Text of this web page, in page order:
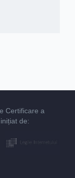
Certificare a
de: